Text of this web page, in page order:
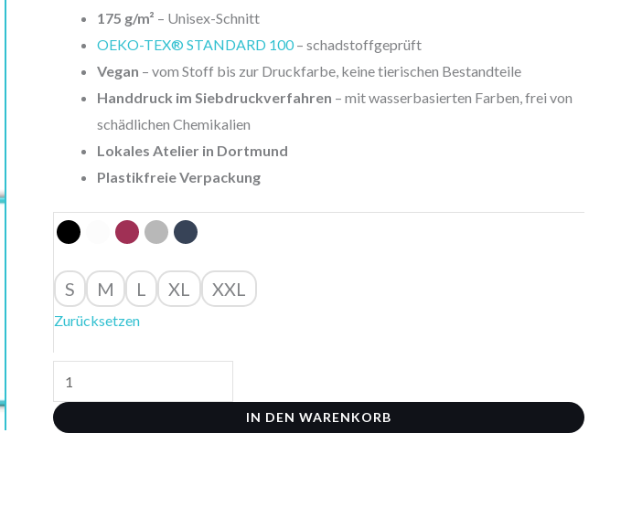
175 g/m² – Unisex-Schnitt
OEKO-TEX® STANDARD 100– schadstoffgeprüft
Vegan – vom Stoff bis zur Druckfarbe, keine tierischen Bestandteile
Handdruck im Siebdruckverfahren – mit wasserbasierten Farben, frei von
schädlichen Chemikalien
Lokales Atelier in Dortmund
Plastikfreie Verpackung
S M L XL XXL
Zurücksetzen
IN DEN WARENKORB